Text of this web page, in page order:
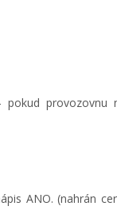
provozovnu
ANO. (nahrán